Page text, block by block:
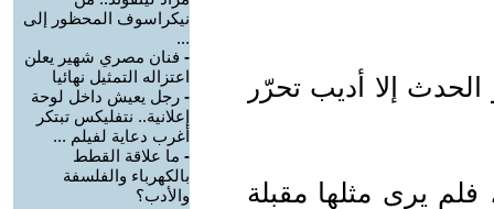
إلا أديب تحرّر
يرى مثلها مقبلة
نيكراسوف المحظور إلى
...
- فنان مصري شهير يعلن
اعتزاله التمثيل نهائيا
- رجل يعيش داخل لوحة
إعلانية.. نتفليكس تبتكر
أغرب دعاية لفيلم ...
- ما علاقة القطط
بالكهرباء والفلسفة
والأدب؟